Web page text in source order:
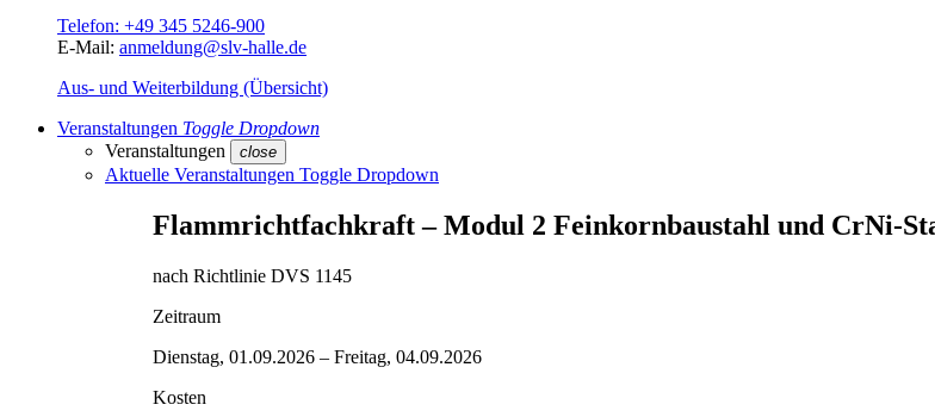
Telefon: +49 345 5246-900
E-Mail: anmeldung@slv-halle.de
Aus- und Weiterbildung (Übersicht)
Veranstaltungen Toggle Dropdown
Veranstaltungen
close
Aktuelle Veranstaltungen Toggle Dropdown
Flammrichtfachkraft – Modul 2 Feinkornbaustahl und CrNi-
nach Richtlinie DVS 1145
Zeitraum
Dienstag, 01.09.2026 – Freitag, 04.09.2026
Kosten